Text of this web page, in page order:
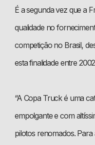
É a segunda vez que a
qualidade no
competição no Brasil,
esta finalidade entre
“A Copa Truck é uma
empolgante e com
pilotos renomados.